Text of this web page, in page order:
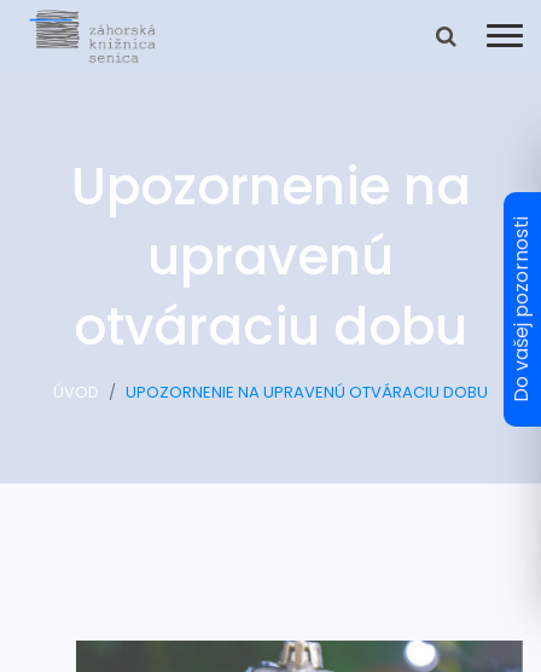
Upozornenie na
upravenú
otváraciu dobu
ÚVOD UPOZORNENIE NA UPRAVENÚ OTVÁRACIU DOBU